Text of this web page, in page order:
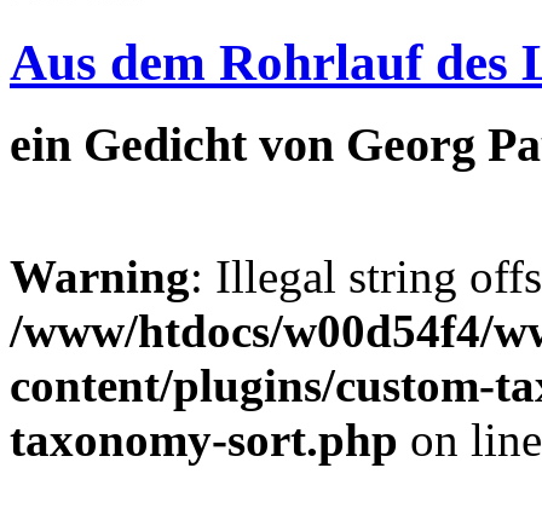
Aus dem Rohrlauf des
ein Gedicht von Georg
Warning: Illegal string
/www/htdocs/w00d54f4/
content/plugins/custom-
taxonomy-sort.php on